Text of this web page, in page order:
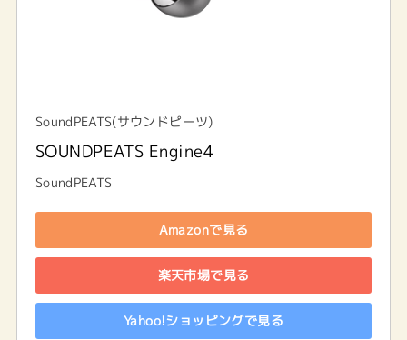
SoundPEATS(サウンドピーツ)
SOUNDPEATS Engine4
SoundPEATS
Amazonで見る
楽天市場で見る
Yahoo!ショッピングで見る